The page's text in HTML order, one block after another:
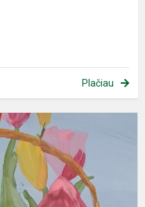
Plačiau